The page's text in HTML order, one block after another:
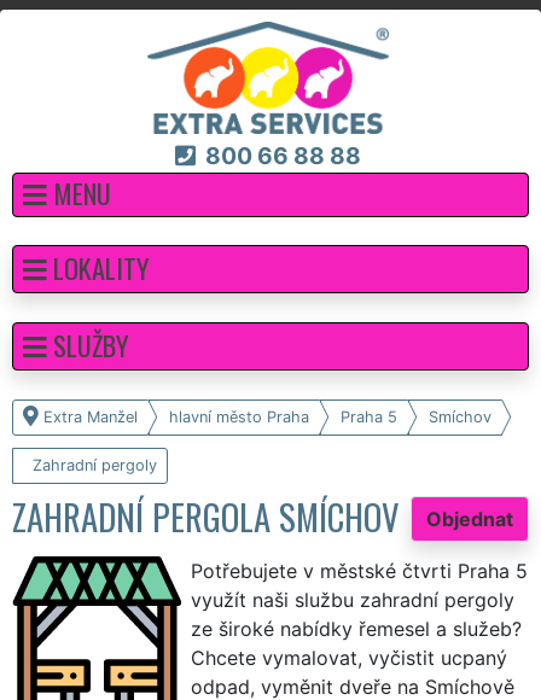
800 66 88 88
MENU
Extra Manžel hlavní město Praha Praha 5 Smíchov
Zahradní pergoly
Objednat
ZAHRADNÍ PERGOLA SMÍCHOV
Potřebujete v městské čtvrti Praha 5
využít naši službu zahradní pergoly
ze široké nabídky řemesel a služeb?
Chcete vymalovat, vyčistit ucpaný
odpad, vyměnit dveře na Smíchově
LOKALITY
SLUŽBY